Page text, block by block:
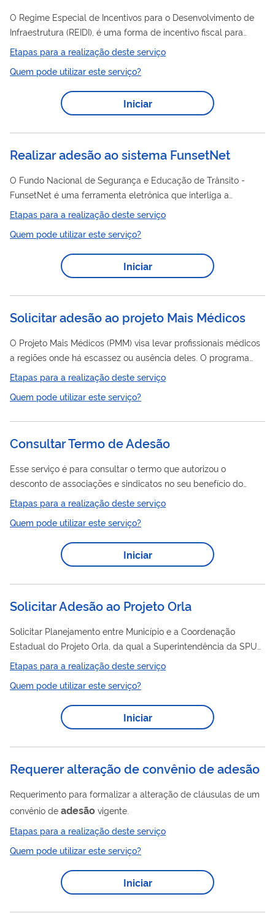
O Regime Especial de Incentivos para o Desenvolvimento de
Infraestrutura (REIDI), é uma forma de incentivo fiscal para
viabilizar a realização de empreendimentos de infraestrutura
em saneamento. Criado pela Lei n° 11.488/2007 e
regulamentado pelo Decreto nº 6.144/2007, O incentivo
suspende a exigência da contribuição para o PIS/PASEP, da
Contribuição para o Financiamento da Seguridade Social -
COFINS-Importação incidentes sobre a...
Etapas para a realização deste serviço
Quem pode utilizar este serviço?
Iniciar
Realizar adesão ao sistema FunsetNet
O Fundo Nacional de Segurança e Educação de Trânsito -
FunsetNet é uma ferramenta eletrônica que interliga a
Secretaria Nacional de Trânsito - SENATRAN e demais órgãos
e entidades integrados ao Sistema Nacional de Trânsito - SNT,
possibilitando o envio em tempo real das prestações de contas
relativas ao Fundo Nacional de Segurança e Educação de
Trânsito - FUNSET. Esse é um serviço da Secretaria Nacional
Etapas para a realização deste serviço
Quem pode utilizar este serviço?
Iniciar
Solicitar adesão ao projeto Mais Médicos
O Projeto Mais Médicos (PMM) visa levar profissionais médicos
a regiões onde há escassez ou ausência deles. O programa
também prevê mais investimentos para construção, reforma e
ampliação de Unidades Básicas de Saúde (UBS), além de
novas vagas de graduação e residência médica, com o
objetivo de estruturar a carreira médica federal para locais
Etapas para a realização deste serviço
Quem pode utilizar este serviço?
Consultar Termo de Adesão
Esse serviço é para consultar o termo que autorizou o
desconto de associações e sindicatos no seu benefício do
INSS. Por enquanto, estão disponíveis os termos assinados a
partir de 17/09/2024. Você não precisa ir a uma agência do
INSS para pedir este serviço.
Etapas para a realização deste serviço
Quem pode utilizar este serviço?
Iniciar
Solicitar Adesão ao Projeto Orla
Solicitar Planejamento entre Município e a Coordenação
Estadual do Projeto Orla, da qual a Superintendência da SPU
no estado faz parte, para a elaboração e implementação dos
Planos de Gestão Integrada da Orla
Etapas para a realização deste serviço
Quem pode utilizar este serviço?
Iniciar
Requerer alteração de convênio de adesão
Requerimento para formalizar a alteração de cláusulas de um
convênio de adesão vigente.
Etapas para a realização deste serviço
Quem pode utilizar este serviço?
Iniciar